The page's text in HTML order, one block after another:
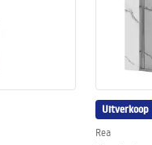
Uitverkoop
Rea